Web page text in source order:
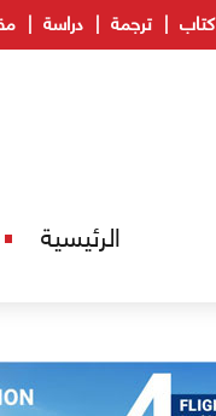
كتاب ترجمة دراسة
الرئيسية